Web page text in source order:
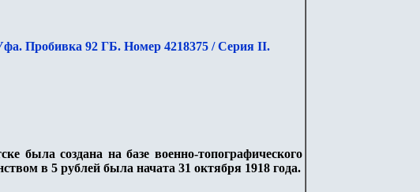
Пробивка 92 ГБ. Номер 4218375 / Серия II.
была создана на базе военно-топографического
в 5 рублей была начата 31 октября 1918 года.